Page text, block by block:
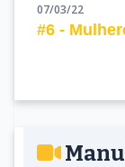
07/03/22
#6 -